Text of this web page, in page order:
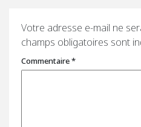
Votre adresse e-mail ne
champs obligatoires sont
Commentaire*